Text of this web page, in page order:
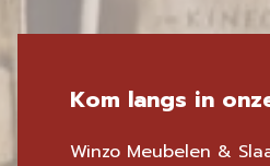
Kom langs in
Winzo Meubelen &